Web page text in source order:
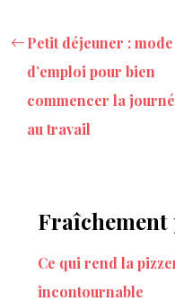
Petit déjeuner : mode
d’emploi pour bien
commencer la
au travail
Fraîchement
Ce qui rend la
incontournable